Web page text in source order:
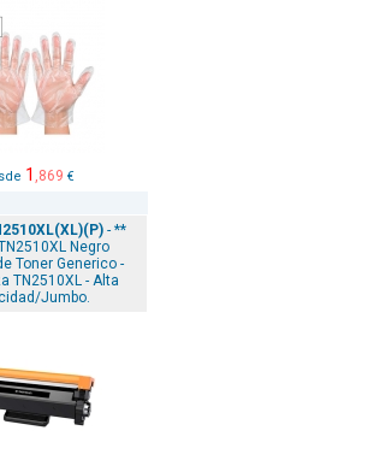
1 ,869 €
- **
Negro
Toner Generico -
TN2510XL - Alta
Jumbo.